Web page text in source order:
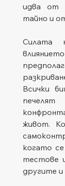
идва от
тайно и
Силата
Всички
живот.
когато
тестове
другите и